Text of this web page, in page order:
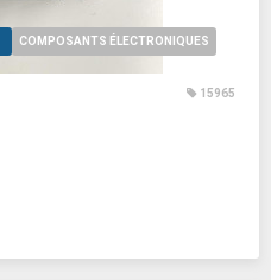
COMPOSANTS ÉLECTRONIQUES
15965